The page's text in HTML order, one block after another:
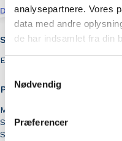
analysepartnere. Vores
data med andre
de har indsamlet fra din
Nødvendig
Præferencer
DELIVERABLES
Strategy and change
Employer branding
Production and activation
Movie
Storyboard
Script